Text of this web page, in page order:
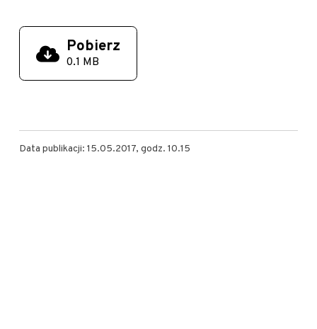
Pobierz
0.1 MB
Data publikacji: 15.05.2017, godz. 10.15